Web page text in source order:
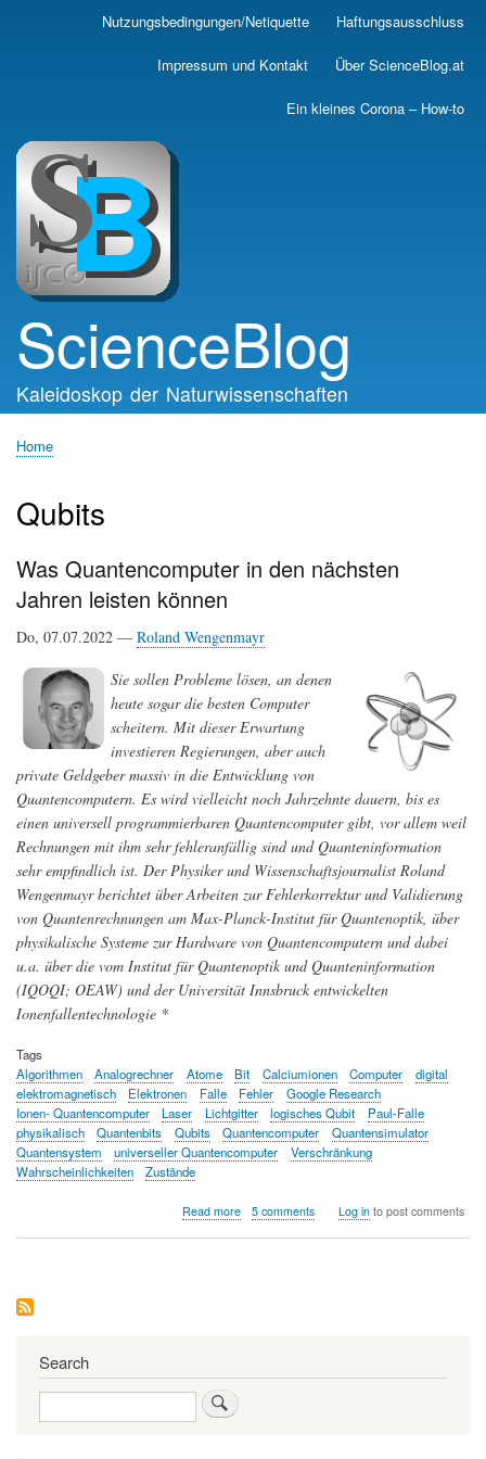
Skip
main
Nutzungsbedingungen/Netiquette Haftungsausschluss
Impressum und Kontakt Über ScienceBlog.at
Ein kleines Corona – How-to
ScienceBlog
Kaleidoskop der Naturwissenschaften
Home
Qubits
Was Quantencomputer in den nächsten
Jahren leisten können
Do, 07.07.2022 — Roland Wengenmayr
Sie sollen Probleme lösen, an denen
heute sogar die besten Computer
scheitern. Mit dieser Erwartung
investieren Regierungen, aber auch
private Geldgeber massiv in die Entwicklung von
Quantencomputern. Es wird vielleicht noch Jahrzehnte dauern, bis es
einen universell programmierbaren Quantencomputer gibt, vor allem weil
Rechnungen mit ihm sehr fehleranfällig sind und Quanteninformation
sehr empfindlich ist. Der Physiker und Wissenschaftsjournalist Roland
Wengenmayr berichtet über Arbeiten zur Fehlerkorrektur und Validierung
von Quantenrechnungen am Max-Planck-Institut für Quantenoptik, über
physikalische Systeme zur Hardware von Quantencomputern und dabei
u.a. über die vom Institut für Quantenoptik und Quanteninformation
(IQOQI; OEAW) und der Universität Innsbruck entwickelten
Ionenfallentechnologie *
Tags
Algorithmen
Analogrechner Atome Bit Calciumionen Computer
digital
elektromagnetisch
Elektronen Falle Fehler
Google Research
Ionen- Quantencomputer
Laser Lichtgitter logisches Qubit
Paul-Falle
physikalisch
Quantenbits Qubits Quantencomputer
Quantensimulator
Quantensystem
universeller Quantencomputer
Verschränkung
Wahrscheinlichkeiten
Zustände
Read moreabout
5 comments Log into post comments
Search
Search